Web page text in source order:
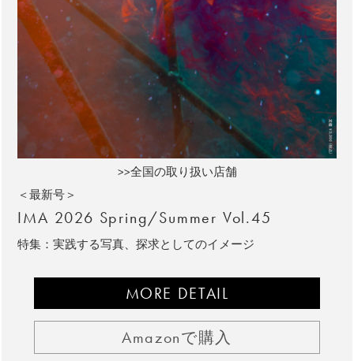
>>全国の取り扱い店舗
＜最新号＞
IMA 2026 Spring/Summer Vol.45
特集：実践する写真、探求としてのイメージ
MORE DETAIL
Amazonで購入